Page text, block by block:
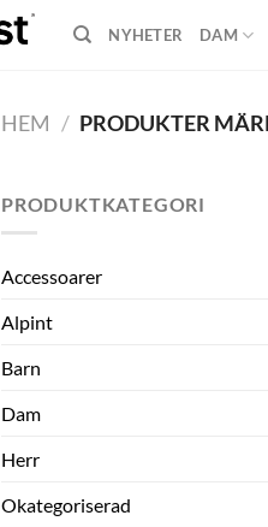
NYHETER DAM
HEM / PRODUKTER
PRODUKTKATEGORI
Accessoarer
Alpint
Barn
Dam
Herr
Okategoriserad